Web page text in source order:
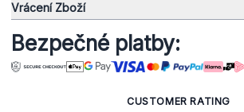
Vrácení Zboží
Bezpečné platby:
CUSTOMER RATING